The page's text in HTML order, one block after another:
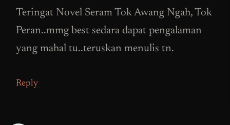
Teringat Novel Seram Tok Awang Ngah, Tok
Peran..mmg best sedara dapat pengalaman
yang mahal tu..teruskan menulis tn.
Reply